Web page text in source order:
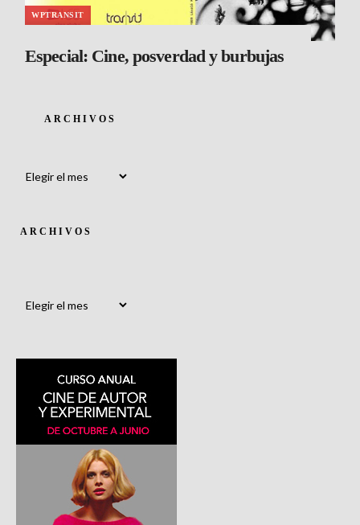
WPTRANSIT
Especial: Cine, posverdad y burbujas
ARCHIVOS
ARCHIVOS